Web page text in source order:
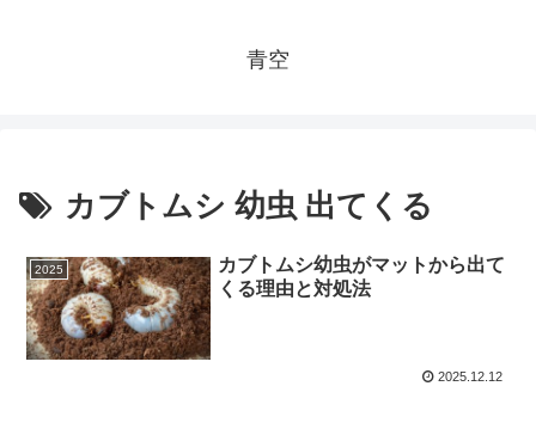
青空
カブトムシ 幼虫 出てくる
2025
カブトムシ幼虫がマットから出て
くる理由と対処法
2025.12.12